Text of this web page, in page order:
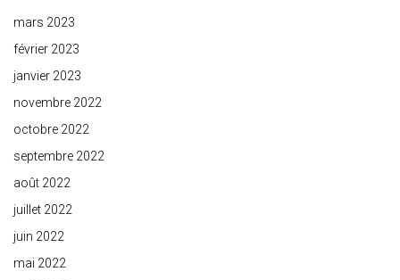
mars 2023
février 2023
janvier 2023
novembre 2022
octobre 2022
septembre 2022
août 2022
juillet 2022
juin 2022
mai 2022